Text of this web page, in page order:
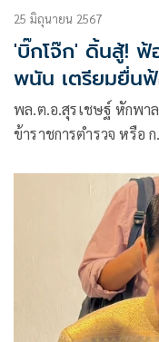
25 มิถุนายน 2567
'บิ๊กโจ๊ก' ดิ้นสู้! ฟ้
พนัน เตรียมยื่น
พล.ต.อ.สุรเชษฐ์ หักพา
ข้าราชการตำรวจ หรือ
ประเด็นความขัดแย้งใ